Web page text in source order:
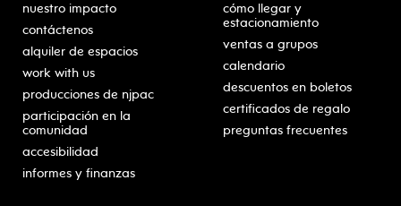
nuestro impacto
contáctenos
alquiler de espacios
work with us
producciones de njpac
participación en la
comunidad
accesibilidad
informes y finanzas
cómo llegar y
estacionamiento
ventas a grupos
calendario
descuentos en boletos
certificados de regalo
preguntas frecuentes